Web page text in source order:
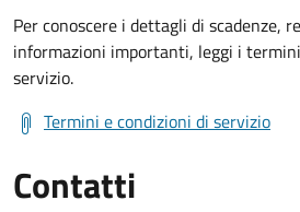
Per conoscere i dettagli di scadenze,
informazioni importanti, leggi i
servizio.
Termini e condizioni di servizio
Contatti